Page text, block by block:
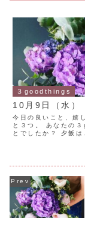
３goodthings
10月9日（水）
今日の良いこと、嬉
と３つ。 あなたの
とでしたか？ 夕飯は